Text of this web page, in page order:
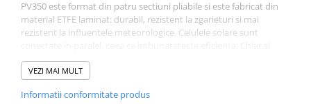
PV350 este format din patru sectiuni pliabile si este fabricat din
material ETFE laminat: durabil, rezistent la zgarieturi si mai
rezistent la influentele meteorologice. Celulele solare sunt
atunci cand parti ale panoului sunt umbrite.
corecta a panoului catre soare. Cand este desfacut, panoul
VEZI MAI MULT
Informatii conformitate produs